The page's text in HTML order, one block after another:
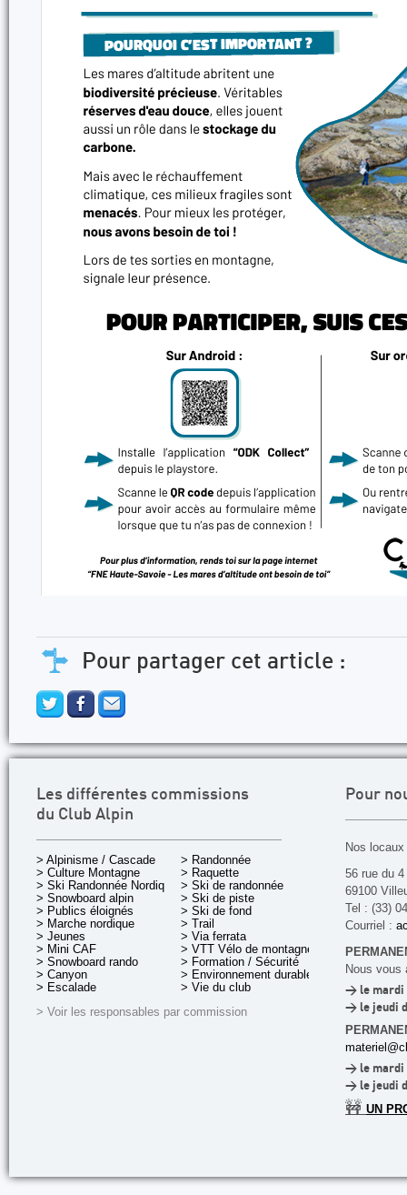
Pour partager cet article :
Les différentes commissions
du Club Alpin
> Alpinisme / Cascade
> Culture Montagne
> Ski Randonnée Nordique
> Snowboard alpin
> Publics éloignés
> Marche nordique
> Jeunes
> Mini CAF
> Snowboard rando
> Canyon
> Escalade
> Randonnée
> Raquette
> Ski de randonnée
> Ski de piste
> Ski de fond
> Trail
> Via ferrata
> VTT Vélo de montagne
> Formation / Sécurité
> Environnement durable
> Vie du club
> Voir les responsables par commission
Pour
Nos
56 rue du
69100
Tel : (33)
Courriel :
Nous vous
> le mardi
> le jeudi
> le mardi
> le jeudi
🚧 UN